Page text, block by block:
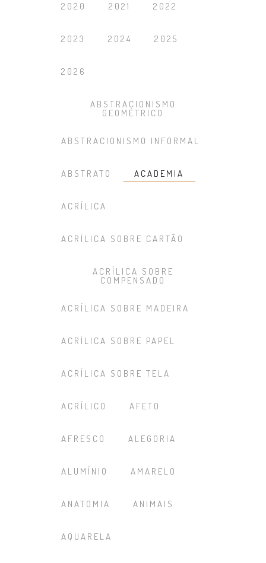
2020 2021 2022
2023 2024 2025
2026
ABSTRACIONISMO
GEOMÉTRICO
ABSTRACIONISMO INFORMAL
ABSTRATO ACADEMIA
ACRÍLICA
ACRÍLICA SOBRE CARTÃO
ACRÍLICA SOBRE
COMPENSADO
ACRÍLICA SOBRE MADEIRA
ACRÍLICA SOBRE PAPEL
ACRÍLICA SOBRE TELA
ACRÍLICO AFETO
AFRESCO ALEGORIA
ALUMÍNIO AMARELO
ANATOMIA ANIMAIS
AQUARELA